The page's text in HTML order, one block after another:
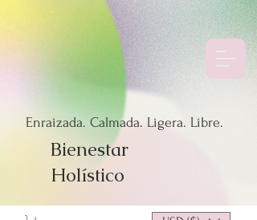
Enraizada. Calmada. Ligera. Libre.
Bienestar
Holístico